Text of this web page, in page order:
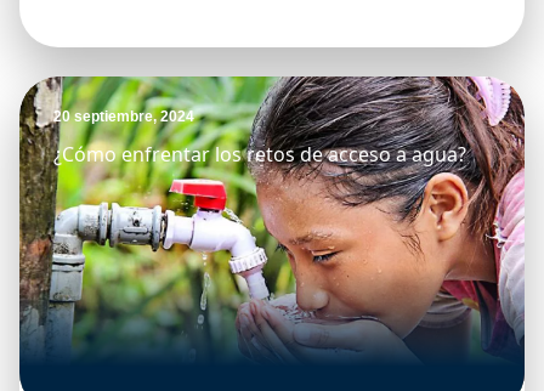
20 septiembre, 2024
¿Cómo enfrentar los retos de acceso a agua?